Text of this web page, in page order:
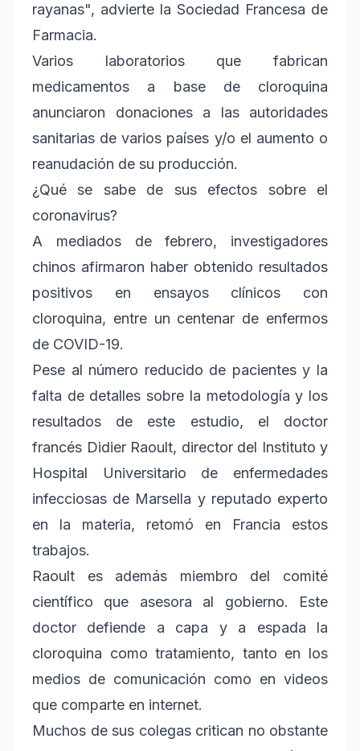
rayanas", advierte la Sociedad Francesa de
Farmacia.
Varios laboratorios que fabrican
medicamentos a base de cloroquina
anunciaron donaciones a las autoridades
sanitarias de varios países y/o el aumento o
reanudación de su producción.
¿Qué se sabe de sus efectos sobre el
coronavirus?
A mediados de febrero, investigadores
chinos afirmaron haber obtenido resultados
positivos en ensayos clínicos con
cloroquina, entre un centenar de enfermos
de COVID-19.
Pese al número reducido de pacientes y la
falta de detalles sobre la metodología y los
resultados de este estudio, el doctor
francés Didier Raoult, director del Instituto y
Hospital Universitario de enfermedades
infecciosas de Marsella y reputado experto
en la materia, retomó en Francia estos
trabajos.
Raoult es además miembro del comité
científico que asesora al gobierno. Este
doctor defiende a capa y a espada la
cloroquina como tratamiento, tanto en los
medios de comunicación como en videos
que comparte en internet.
Muchos de sus colegas critican no obstante